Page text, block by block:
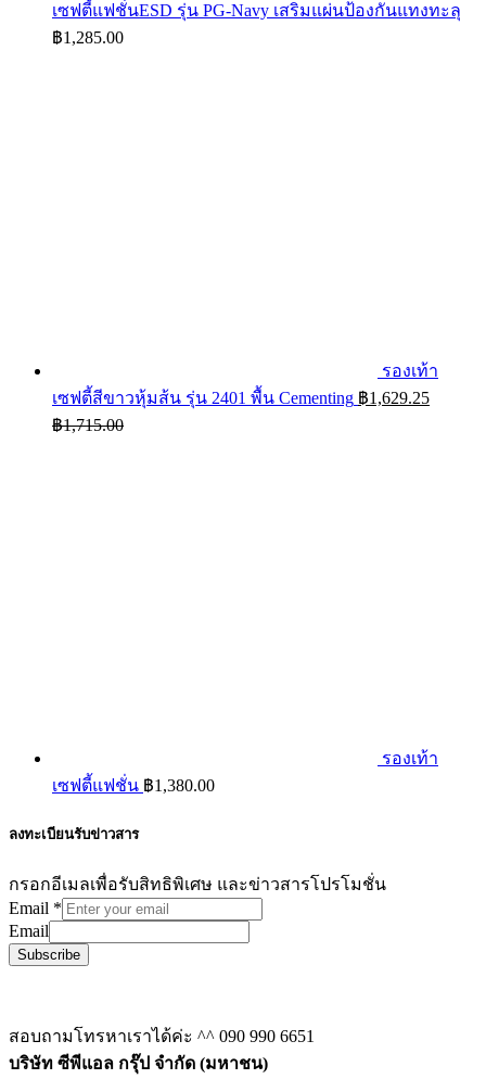
เซฟตี้แฟชั่นESD รุ่น PG-Navy เสริมแผ่นป้องกันแทงทะลุ
฿1,285.00
รองเท้า
เซฟตี้สีขาวหุ้มส้น รุ่น 2401 พื้น Cementing ฿1,629.25
฿1,715.00
รองเท้า
เซฟตี้แฟชั่น ฿1,380.00
ลงทะเบียนรับข่าวสาร
กรอกอีเมลเพื่อรับสิทธิพิเศษ และข่าวสารโปรโมชั่น
Email *
Email
Subscribe
สอบถามโทรหาเราได้ค่ะ ^^ 090 990 6651
บริษัท ซีพีแอล กรุ๊ป จำกัด (มหาชน)